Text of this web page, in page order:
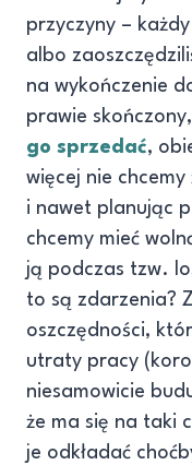
przyczyny –
albo
na wykończenie
prawie
go sprzedać,
więcej nie chcemy
i nawet planując
chcemy mieć
ją podczas tzw.
to są zdarzenia?
oszczędności,
utraty pracy
niesamowicie
że ma się na taki
je odkładać